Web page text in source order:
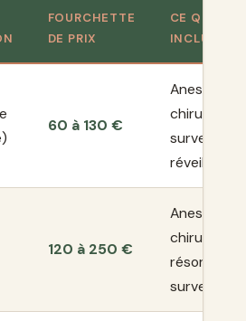
FOURCHETTE
DE PRIX
CE QUI EST
INCLUS
60 à 130 €
Anesthésie,
chirurgie,
surveillance
réveil
120 à 250 €
Anesthésie,
chirurgie,
surveillance